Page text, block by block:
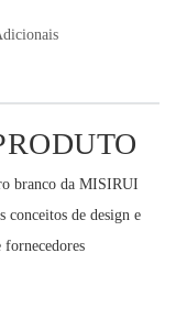
branco da MISIRUI
conceitos de design e
fornecedores